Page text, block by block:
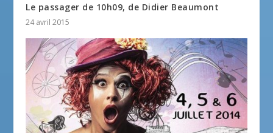
Le passager de 10h09, de Didier Beaumont
24 avril 2015